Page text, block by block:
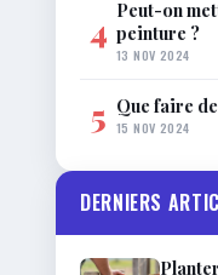
4 Peut-on
peinture ?
13 NOV 2024
5 Que faire
15 NOV 2024
DERNIERS